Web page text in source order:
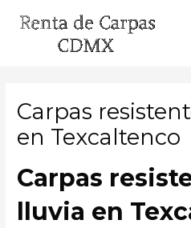
Carpas
en Texcaltenco
Carpas
lluvia en